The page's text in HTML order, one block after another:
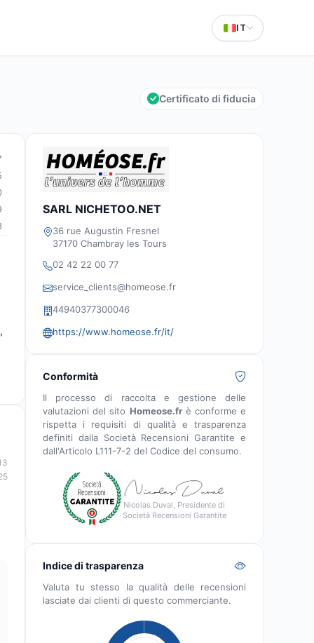
IT
Certificato di fiducia
SARL NICHETOO.NET
36 rue Augustin Fresnel
37170 Chambray les Tours
02 42 22 00 77
service_clients@homeose.fr
44940377300046
https://www.homeose.fr/it/
Conformità
Il processo di raccolta e gestione delle
valutazioni del sito Homeose.frè conforme e
rispetta i requisiti di qualità e trasparenza
definiti dalla Società Recensioni Garantite e
dall'Articolo L111-7-2 del Codice del consumo.
Nicolas Duval, Presidente di
Società Recensioni Garantite
Indice di trasparenza
Valuta tu stesso la qualità delle recensioni
lasciate dai clienti di questo commerciante.